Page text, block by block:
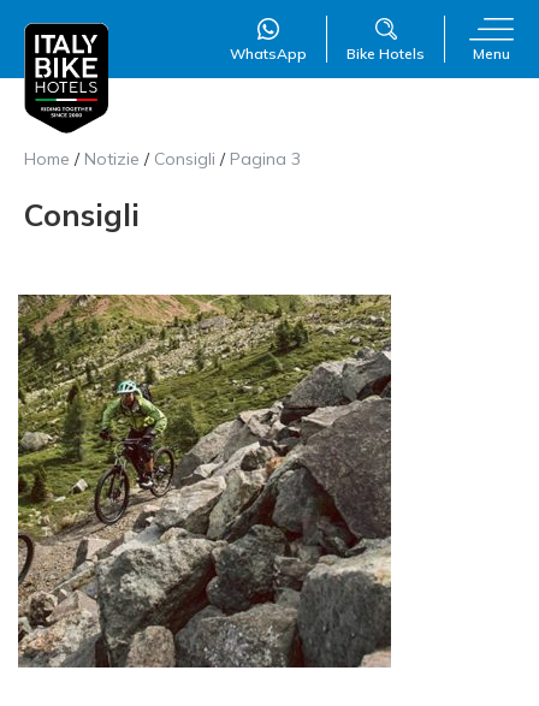
Menu
Bike Hotels
WhatsApp
Home / Notizie / Consigli / Pagina 3
Consigli
WillAI
●Online